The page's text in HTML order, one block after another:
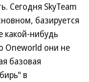
Сегодня SkyTeam
базируется
нибудь
Oneworld они не
базовая
в